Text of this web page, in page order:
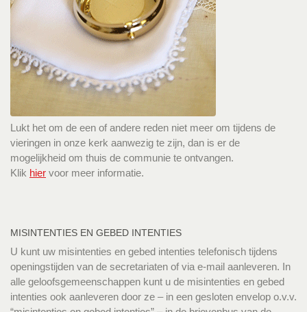
Lukt het om de een of andere reden niet meer om tijdens de
vieringen in onze kerk aanwezig te zijn, dan is er de
mogelijkheid om thuis de communie te ontvangen.
Klik hier voor meer informatie.
MISINTENTIES EN GEBED INTENTIES
U kunt uw misintenties en gebed intenties telefonisch tijdens
openingstijden van de secretariaten of via e-mail aanleveren. In
alle geloofsgemeenschappen kunt u de misintenties en gebed
intenties ook aanleveren door ze – in een gesloten envelop o.v.v.